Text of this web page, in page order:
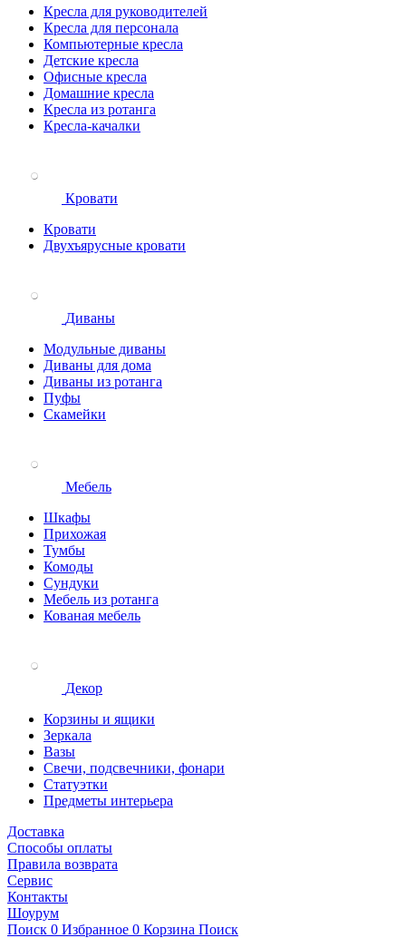
Кресла для руководителей
Кресла для персонала
Компьютерные кресла
Детские кресла
Офисные кресла
Домашние кресла
Кресла из ротанга
Кресла-качалки
Кровати
Кровати
Двухъярусные кровати
Диваны
Модульные диваны
Диваны для дома
Диваны из ротанга
Пуфы
Скамейки
Мебель
Шкафы
Прихожая
Тумбы
Комоды
Сундуки
Мебель из ротанга
Кованая мебель
Декор
Корзины и ящики
Зеркала
Вазы
Свечи, подсвечники, фонари
Статуэтки
Предметы интерьера
Доставка
Способы оплаты
Правила возврата
Сервис
Контакты
Шоурум
Поиск 0 Избранное 0 Корзина Поиск